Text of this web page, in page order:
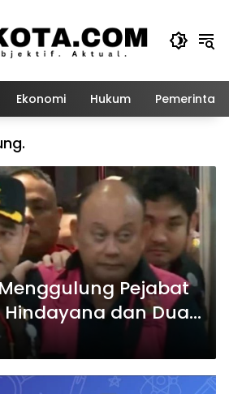
Ekonomi Hukum
Pejabat
Hindayana dan Dua
Kepala Ditahan